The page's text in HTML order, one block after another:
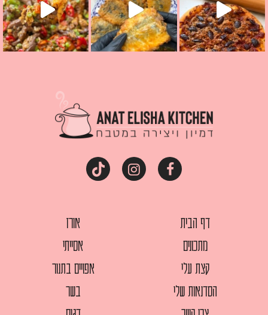
דף הבית
מתכונים
קצת עלי
הסדנאות שלי
אורז
אסייתי
אפויים בתנור
בשר